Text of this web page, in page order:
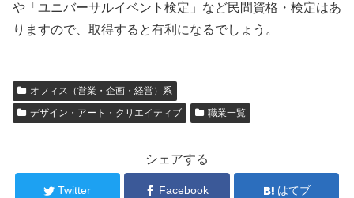
や「ユニバーサルイベント検定」など民間資格・検定はあ
りますので、取得すると有利になるでしょう。
オフィス（営業・企画・経営）系
デザイン・アート・クリエイティブ
職業一覧
シェアする
Twitter Facebook はてブ